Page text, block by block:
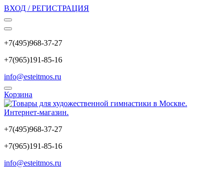
ВХОД / РЕГИСТРАЦИЯ
+7(495)968-37-27
+7(965)191-85-16
info@esteitmos.ru
Корзина
+7(495)968-37-27
+7(965)191-85-16
info@esteitmos.ru